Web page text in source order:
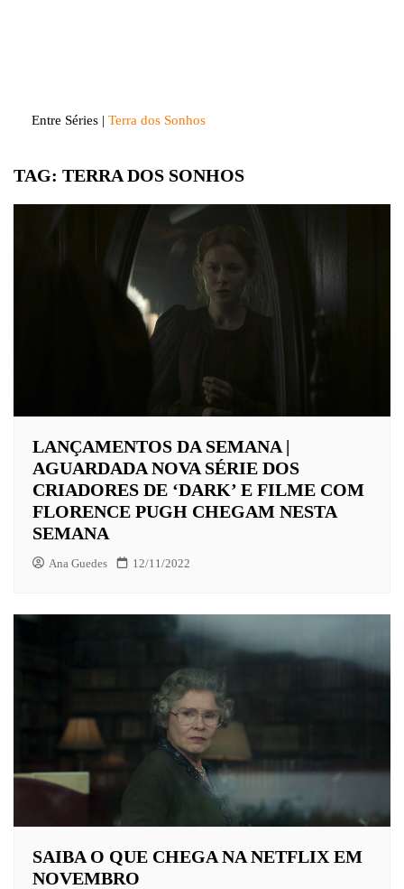
Entre Séries | Terra dos Sonhos
TAG: TERRA DOS SONHOS
LANÇAMENTOS DA SEMANA |
AGUARDADA NOVA SÉRIE DOS
CRIADORES DE ‘DARK’ E FILME COM
FLORENCE PUGH CHEGAM NESTA
SEMANA
Ana Guedes 12/11/2022
SAIBA O QUE CHEGA NA NETFLIX EM
NOVEMBRO